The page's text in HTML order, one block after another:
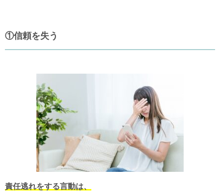
①信頼を失う
責任逃れをする言動は、